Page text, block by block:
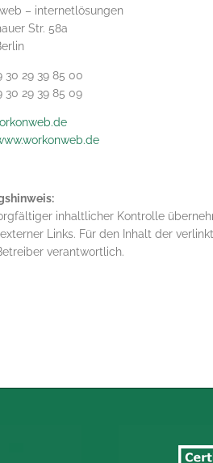
– internetlösungen
Str. 58a
30 29 39 85 00
30 29 39 85 09
inhaltlicher Kontrolle
externer Links. Für den Inhalt der
verantwortlich.